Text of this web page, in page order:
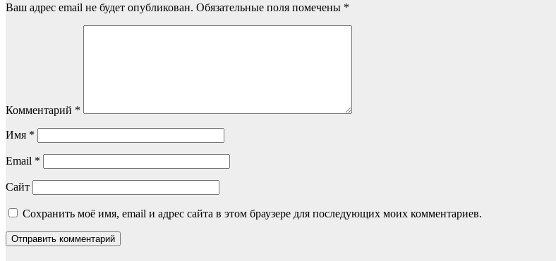
Ваш адрес email не будет опубликован. Обязательные поля помечены *
Комментарий *
Имя *
Email *
Сайт
Сохранить моё имя, email и адрес сайта в этом браузере для последующих моих комментариев.